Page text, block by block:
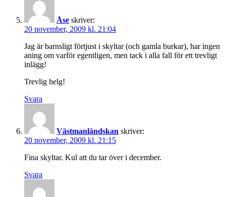
Åse skriver:
20 november, 2009 kl. 21:04
Jag är barnsligt förtjust i skyltar (och gamla burkar), har ingen
aning om varför egentligen, men tack i alla fall för ett trevligt
inlägg!
Trevlig helg!
Svara
Västmanländskan skriver:
20 november, 2009 kl. 21:15
Fina skyltar. Kul att du tar över i december.
Svara